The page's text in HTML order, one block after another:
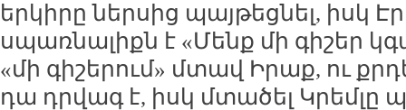
երկիրը ներսից պայթեցնել, իսկ
սպառնալիքն է «Մենք մի գիշեր
«մի գիշերում» մտավ Իրաք, ու
դա դրվագ է, իսկ մտածել Կրեմլը